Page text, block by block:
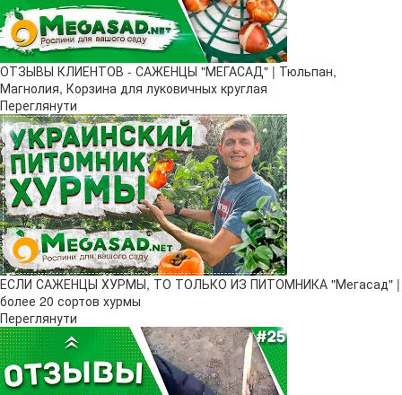
ОТЗЫВЫ КЛИЕНТОВ - САЖЕНЦЫ "МЕГАСАД" | Тюльпан,
Магнолия, Корзина для луковичных круглая
Переглянути
ЕСЛИ САЖЕНЦЫ ХУРМЫ, ТО ТОЛЬКО ИЗ ПИТОМНИКА "Мегасад" |
более 20 сортов хурмы
Переглянути